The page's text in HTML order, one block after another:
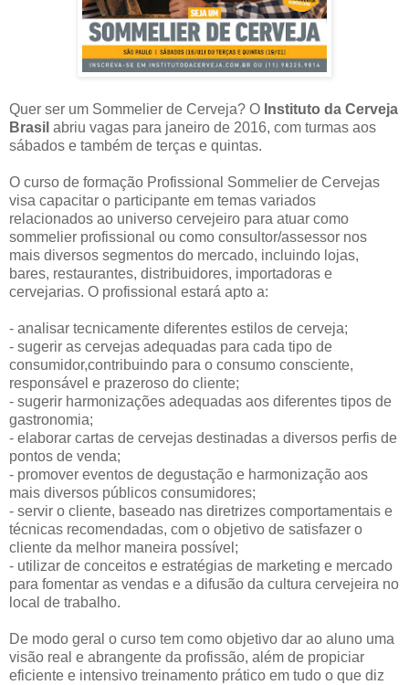
Quer ser um Sommelier de Cerveja? O Instituto da Cerveja
Brasil abriu vagas para janeiro de 2016, com turmas aos
sábados e também de terças e quintas.
O curso de formação Profissional Sommelier de Cervejas
visa capacitar o participante em temas variados
relacionados ao universo cervejeiro para atuar como
sommelier profissional ou como consultor/assessor nos
mais diversos segmentos do mercado, incluindo lojas,
bares, restaurantes, distribuidores, importadoras e
cervejarias. O profissional estará apto a:
- analisar tecnicamente diferentes estilos de cerveja;
- sugerir as cervejas adequadas para cada tipo de
consumidor,contribuindo para o consumo consciente,
responsável e prazeroso do cliente;
- sugerir harmonizações adequadas aos diferentes tipos de
gastronomia;
- elaborar cartas de cervejas destinadas a diversos perfis de
pontos de venda;
- promover eventos de degustação e harmonização aos
mais diversos públicos consumidores;
- servir o cliente, baseado nas diretrizes comportamentais e
técnicas recomendadas, com o objetivo de satisfazer o
cliente da melhor maneira possível;
- utilizar de conceitos e estratégias de marketing e mercado
para fomentar as vendas e a difusão da cultura cervejeira no
local de trabalho.
De modo geral o curso tem como objetivo dar ao aluno uma
visão real e abrangente da profissão, além de propiciar
eficiente e intensivo treinamento prático em tudo o que diz